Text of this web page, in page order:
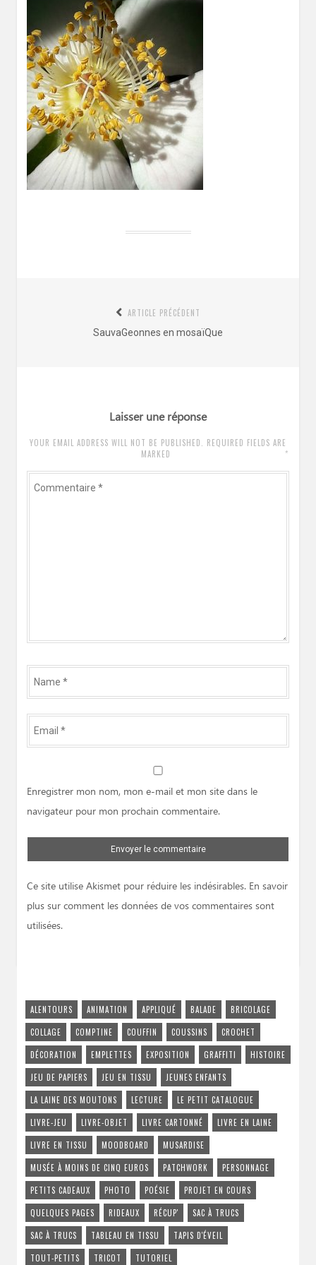
ARTICLE PRÉCÉDENT
Article
SauvaGeonnes en mosaïQue
Laisser une réponse
YOUR EMAIL ADDRESS WILL NOT BE PUBLISHED. REQUIRED FIELDS ARE
MARKED
*
Commentaire
Name
*
Email
*
Enregistrer mon nom, mon e-mail et mon site dans le
navigateur pour mon prochain commentaire.
Ce site utilise Akismet pour réduire les indésirables. En savoir
plus sur comment les données de vos commentaires sont
utilisées.
ALENTOURS ANIMATION APPLIQUÉ BALADE
BRICOLAGE
COLLAGE
COMPTINE COUFFIN COUSSINS
CROCHET
DÉCORATION
EMPLETTES EXPOSITION GRAFFITI
HISTOIRE
JEU DE PAPIERS
JEU EN TISSU
JEUNES ENFANTS
LA LAINE DES MOUTONS
LECTURE
LE PETIT CATALOGUE
LIVRE-JEU
LIVRE-OBJET LIVRE CARTONNÉ
LIVRE EN LAINE
LIVRE EN TISSU
MOODBOARD
MUSARDISE
MUSÉE À MOINS DE CINQ EUROS
PATCHWORK
PERSONNAGE
PETITS CADEAUX
PHOTO POÉSIE
PROJET EN COURS
QUELQUES PAGES
RIDEAUX RÉCUP'
SAC À TRUCS
SAC À TRUCS
TABLEAU EN TISSU
TAPIS D'ÉVEIL
TOUT-PETITS
TRICOT TUTORIEL